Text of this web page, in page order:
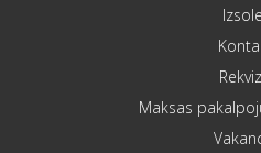
Maksas